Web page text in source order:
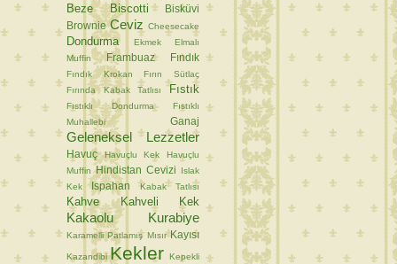
Beze Biscotti
Bisküvi
Brownie Ceviz Cheesecake
Dondurma Ekmek
Elmalı
Muffin
Frambuaz Fındık
Fındık Krokan
Fırın Sütlaç
Fırında Kabak Tatlısı
Fıstık
Fıstıklı Dondurma
Fıstıklı
Muhallebi
Ganaj
Geleneksel Lezzetler
Havuç Havuçlu Kek
Havuçlu
Muffin Hindistan Cevizi
Islak
Kek
Ispahan Kabak Tatlısı
Kahve Kahveli Kek
Kakaolu Kurabiye
Karamelli Patlamış Mısır Kayısı
Kazandibi Kekler Kepekli